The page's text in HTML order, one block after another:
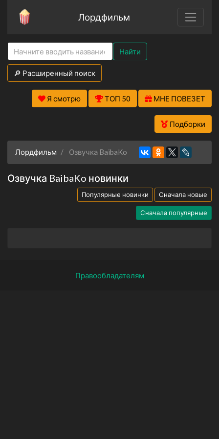
Лордфильм
Найти
🔎 Расширенный поиск
Я смотрю ТОП 50 МНЕ ПОВЕЗЕТ
Подборки
Лордфильм Озвучка BaibaKo
Озвучка BaibaKo новинки
Популярные новинки Сначала новые
Сначала популярные
Правообладателям